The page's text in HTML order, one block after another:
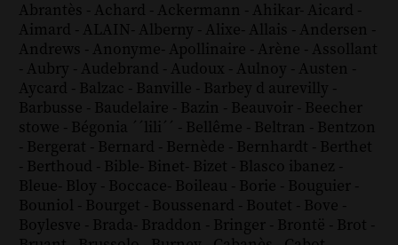
Abrantès - Achard - Ackermann - Ahikar- Aicard -
Aimard - ALAIN- Alberny - Alixe- Allais - Andersen -
Andrews - Anonyme- Apollinaire - Arène - Assollant
- Aubry - Audebrand - Audoux - Aulnoy - Austen -
Aycard - Balzac - Banville - Barbey d aurevilly -
Barbusse - Baudelaire - Bazin - Beauvoir - Beecher
stowe - Bégonia ´´lili´´ - Bellême - Beltran - Bentzon
- Bergerat - Bernard - Bernède - Bernhardt - Berthet
- Berthoud - Bible- Binet- Bizet - Blasco ibanez -
Bleue- Bloy - Boccace- Boileau - Borie - Bouguier -
Bouniol - Bourget - Boussenard - Boutet - Bove -
Boylesve - Brada- Braddon - Bringer - Brontë - Brot -